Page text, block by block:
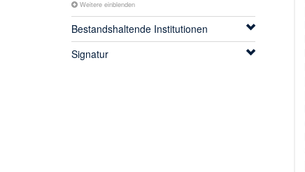
Weitere einblenden
Bestandshaltende Institutionen
Signatur